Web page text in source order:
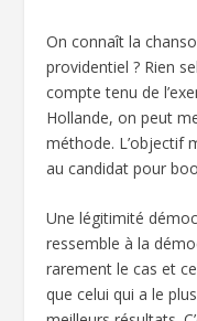
On connaît la
providentiel ? Rien
compte tenu de
Hollande, on peut
méthode. L’objectif
au candidat pour
Une légitimité
ressemble à la
rarement le cas et
que celui qui a le